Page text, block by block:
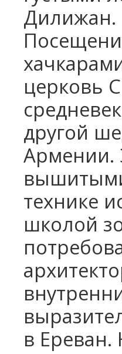
Дилижан.
церковь
другой
Армении.
технике
школой
в Ереван.